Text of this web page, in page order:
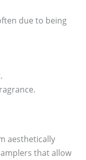
due to being
aesthetically
that allow